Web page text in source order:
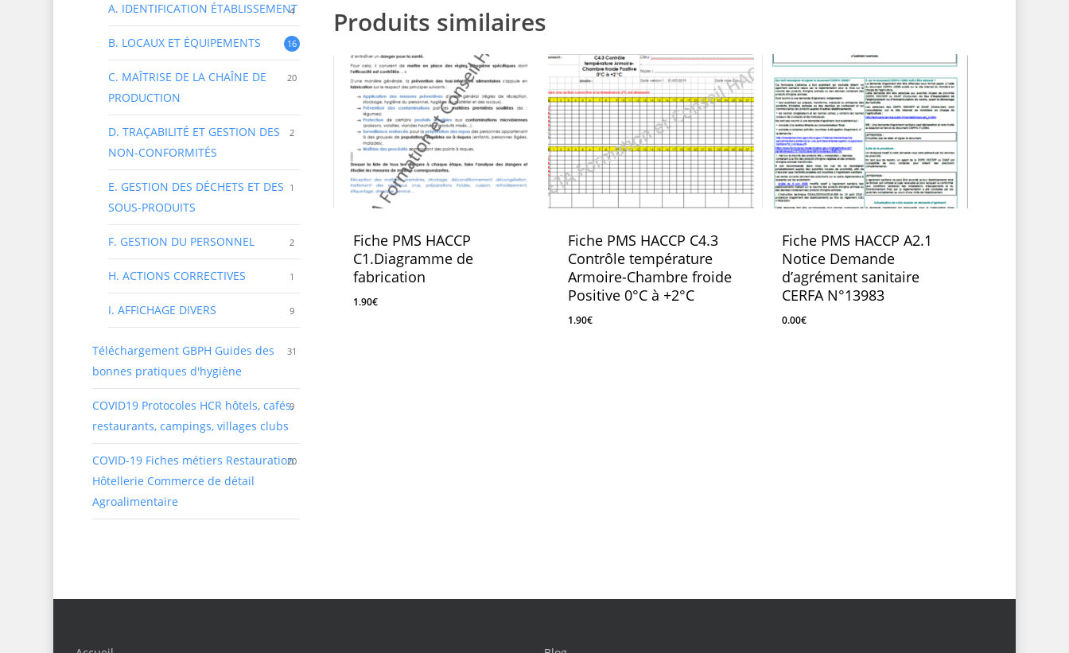
A. IDENTIFICATION ÉTABLISSEMENT
4
B. LOCAUX ET ÉQUIPEMENTS 16
C. MAÎTRISE DE LA CHAÎNE DE
PRODUCTION
20
D. TRAÇABILITÉ ET GESTION DES
NON-CONFORMITÉS
2
E. GESTION DES DÉCHETS ET DES
SOUS-PRODUITS
1
F. GESTION DU PERSONNEL 2
H. ACTIONS CORRECTIVES 1
I. AFFICHAGE DIVERS 9
Téléchargement GBPH Guides des
bonnes pratiques d'hygiène
31
COVID19 Protocoles HCR hôtels, cafés,
restaurants, campings, villages clubs
9
COVID-19 Fiches métiers Restauration
Hôtellerie Commerce de détail
Agroalimentaire
20
Produits similaires
Fiche PMS HACCP
C1.Diagramme de
fabrication
1.90€
Fiche PMS HACCP C4.3
Contrôle température
Armoire-Chambre froide
Positive 0°C à +2°C
1.90€
Fiche PMS HACCP A2.1
Notice Demande
d’agrément sanitaire
CERFA N°13983
0.00€